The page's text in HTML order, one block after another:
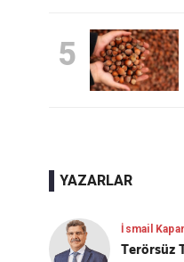
5
YAZARLAR
İsmail
Terörsüz